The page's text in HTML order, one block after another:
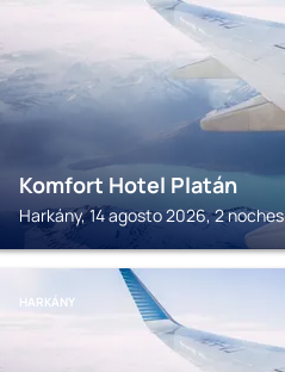
Komfort Hotel Platán
Harkány, 14 agosto 2026, 2 noches
HARKÁNY